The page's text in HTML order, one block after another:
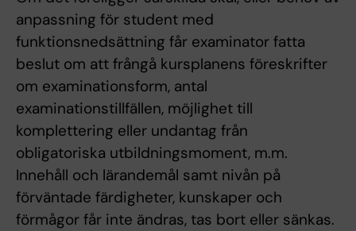
anpassning för student med
funktionsnedsättning får examinator fatta
beslut om att frångå kursplanens föreskrifter
om examinationsform, antal
examinationstillfällen, möjlighet till
komplettering eller undantag från
obligatoriska utbildningsmoment, m.m.
Innehåll och lärandemål samt nivån på
förväntade färdigheter, kunskaper och
förmågor får inte ändras, tas bort eller sänkas.